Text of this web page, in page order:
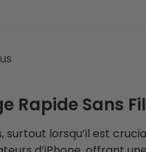
Rapide Sans Fil
lorsqu’il est